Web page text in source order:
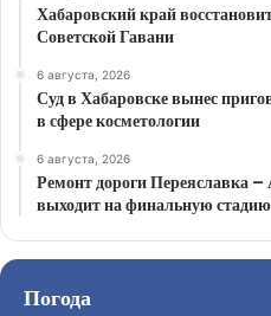
Хабаровский край
Советской Гавани
6 августа, 2026
Суд в Хабаровске вынес
в сфере косметологии
6 августа, 2026
Ремонт дороги Переяславка –
выходит на финальную стадию
Погода